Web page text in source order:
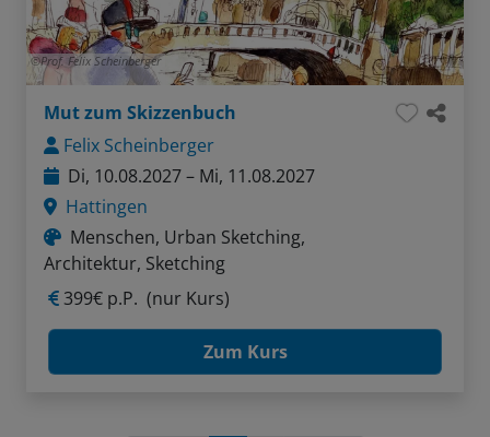
Prof. Felix Scheinberger
Mut zum Skizzenbuch
Felix Scheinberger
Di, 10.08.2027 – Mi, 11.08.2027
Hattingen
Menschen, Urban Sketching,
Architektur, Sketching
399€ p.P. (nur Kurs)
Zum Kurs